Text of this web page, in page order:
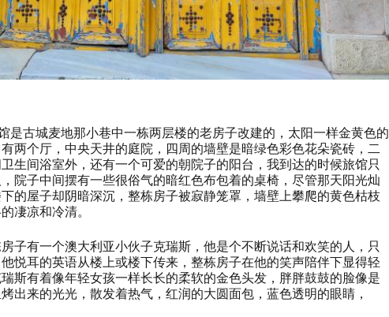
是古城麦地那小巷中一栋两层楼的老房子改建的，太阳一样金黄色的
两个厅，中央天井的庭院，四周的墙壁是暗绿色彩色花朵瓷砖，二
生间浴室外，还有一个可爱的朝院子的阳台，我到达的时候旅馆只
院子中间摆有一些很俗气的暗红色布包着的桌椅，尽管那天阳光灿
的屋子却阴暗深沉，整栋房子被寂静笼罩，墙壁上攀爬的黄色枯枝
凄凉和冷清。
子有一个澳大利亚小伙子克瑞斯，他是个不断说话和欢笑的人，只
悦耳的英语从楼上或楼下传来，整栋房子在他的笑声陪伴下显得轻
斯有着像年轻女孩一样长长的柔软的金色头发，胖胖鼓鼓的脸像是
出来的光光，散发着热气，红润的大圆面包，蓝色透明的眼睛，